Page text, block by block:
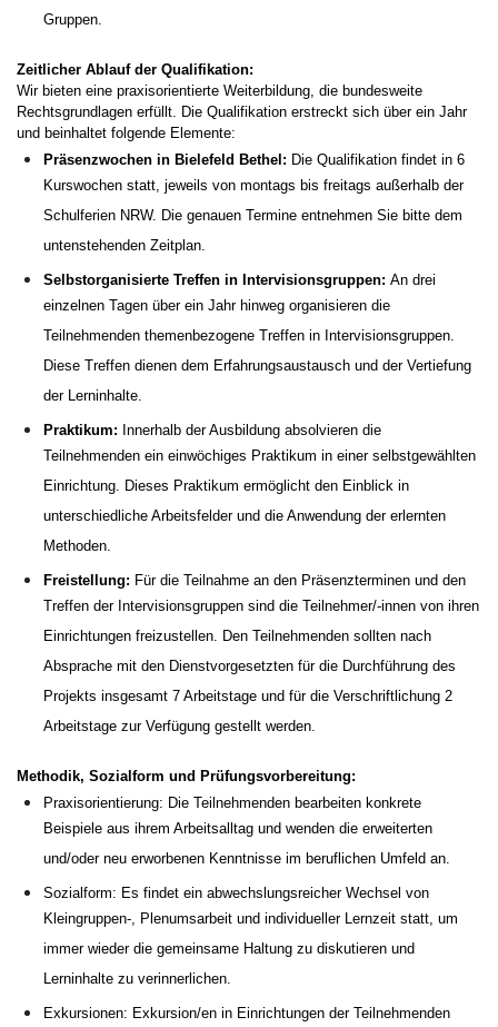
Gruppen.
Zeitlicher Ablauf der Qualifikation:
Wir bieten eine praxisorientierte Weiterbildung, die bundesweite
Rechtsgrundlagen erfüllt. Die Qualifikation erstreckt sich über ein Jahr
und beinhaltet folgende Elemente:
Präsenzwochen in Bielefeld Bethel: Die Qualifikation findet in 6
Kurswochen statt, jeweils von montags bis freitags außerhalb der
Schulferien NRW. Die genauen Termine entnehmen Sie bitte dem
untenstehenden Zeitplan.
Selbstorganisierte Treffen in Intervisionsgruppen: An drei
einzelnen Tagen über ein Jahr hinweg organisieren die
Teilnehmenden themenbezogene Treffen in Intervisionsgruppen.
Diese Treffen dienen dem Erfahrungsaustausch und der Vertiefung
der Lerninhalte.
Praktikum: Innerhalb der Ausbildung absolvieren die
Teilnehmenden ein einwöchiges Praktikum in einer selbstgewählten
Einrichtung. Dieses Praktikum ermöglicht den Einblick in
unterschiedliche Arbeitsfelder und die Anwendung der erlernten
Methoden.
Freistellung: Für die Teilnahme an den Präsenzterminen und den
Treffen der Intervisionsgruppen sind die Teilnehmer/-innen von ihren
Einrichtungen freizustellen. Den Teilnehmenden sollten nach
Absprache mit den Dienstvorgesetzten für die Durchführung des
Projekts insgesamt 7 Arbeitstage und für die Verschriftlichung 2
Arbeitstage zur Verfügung gestellt werden.
Methodik, Sozialform und Prüfungsvorbereitung:
Praxisorientierung: Die Teilnehmenden bearbeiten konkrete
Beispiele aus ihrem Arbeitsalltag und wenden die erweiterten
und/oder neu erworbenen Kenntnisse im beruflichen Umfeld an.
Sozialform: Es findet ein abwechslungsreicher Wechsel von
Kleingruppen-, Plenumsarbeit und individueller Lernzeit statt, um
immer wieder die gemeinsame Haltung zu diskutieren und
Lerninhalte zu verinnerlichen.
Exkursionen: Exkursion/en in Einrichtungen der Teilnehmenden